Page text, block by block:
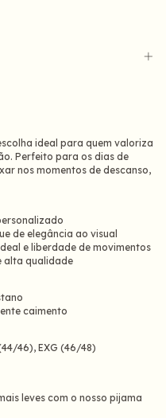
ideal para quem valoriza
Perfeito para os dias de
nos momentos de descanso,
de elegância ao visual
e liberdade de movimentos
alta qualidade
caimento
46), EXG (46/48)
leves com o nosso pijama